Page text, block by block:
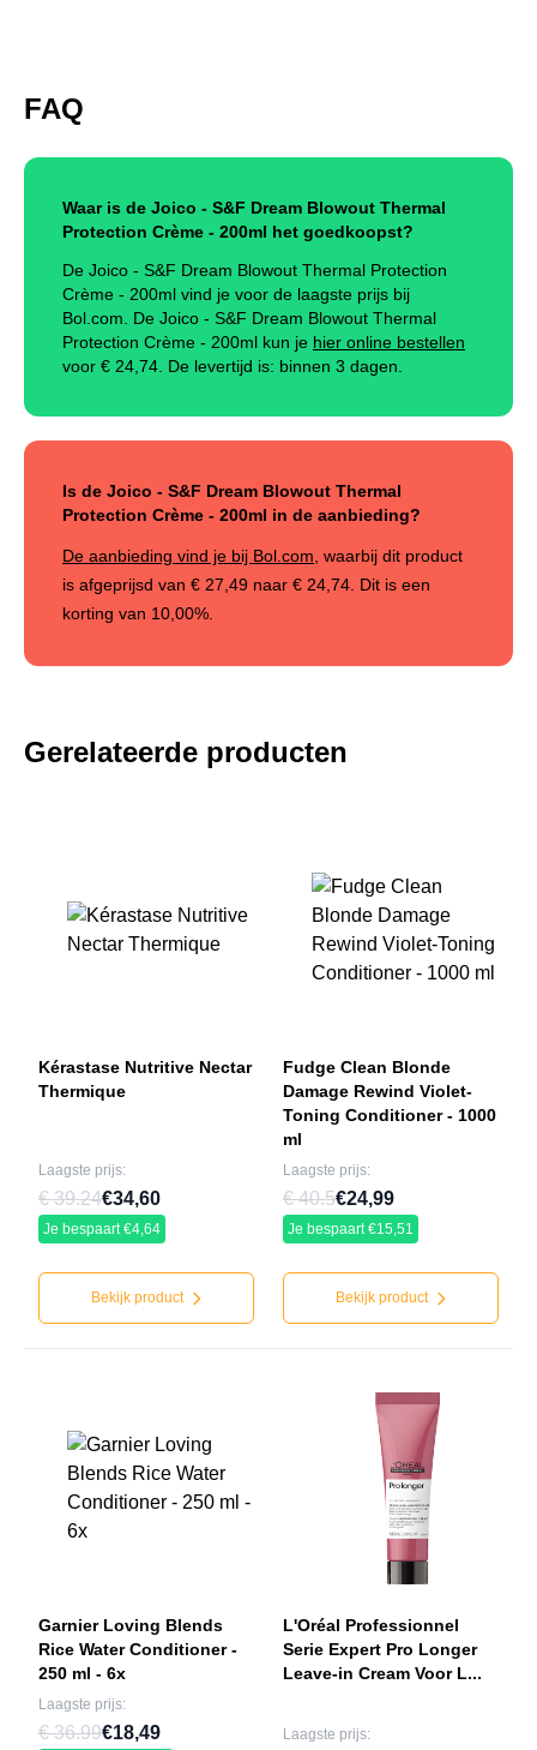
FAQ
Waar is de Joico - S&F Dream Blowout Thermal
Protection Crème - 200ml het goedkoopst?
De Joico - S&F Dream Blowout Thermal Protection
Crème - 200ml vind je voor de laagste prijs bij
Bol.com. De Joico - S&F Dream Blowout Thermal
Protection Crème - 200ml kun je hier online bestellen
voor € 24,74 De levertijd is: binnen 3 dagen.
Is de Joico - S&F Dream Blowout Thermal
Protection Crème - 200ml in de aanbieding?
De aanbieding vind je bij Bol.com , waarbij dit product
is afgeprijsd van € 27,49 naar € 24,74 . Dit is een
korting van 10,00%
Gerelateerde producten
Kérastase Nutritive Nectar
Thermique
Laagste prijs:
€ 39.24€34,60
Je bespaart €4,64
Bekijk product
Fudge Clean Blonde
Damage Rewind Violet-
Toning Conditioner - 1000
ml
Laagste prijs:
€ 40.5€24,99
Je bespaart €15,51
Bekijk product
Garnier Loving Blends
Rice Water Conditioner -
250 ml - 6x
Laagste prijs:
€ 36.99€18,49
L'Oréal Professionnel
Serie Expert Pro Longer
Leave-in Cream Voor L...
Laagste prijs: